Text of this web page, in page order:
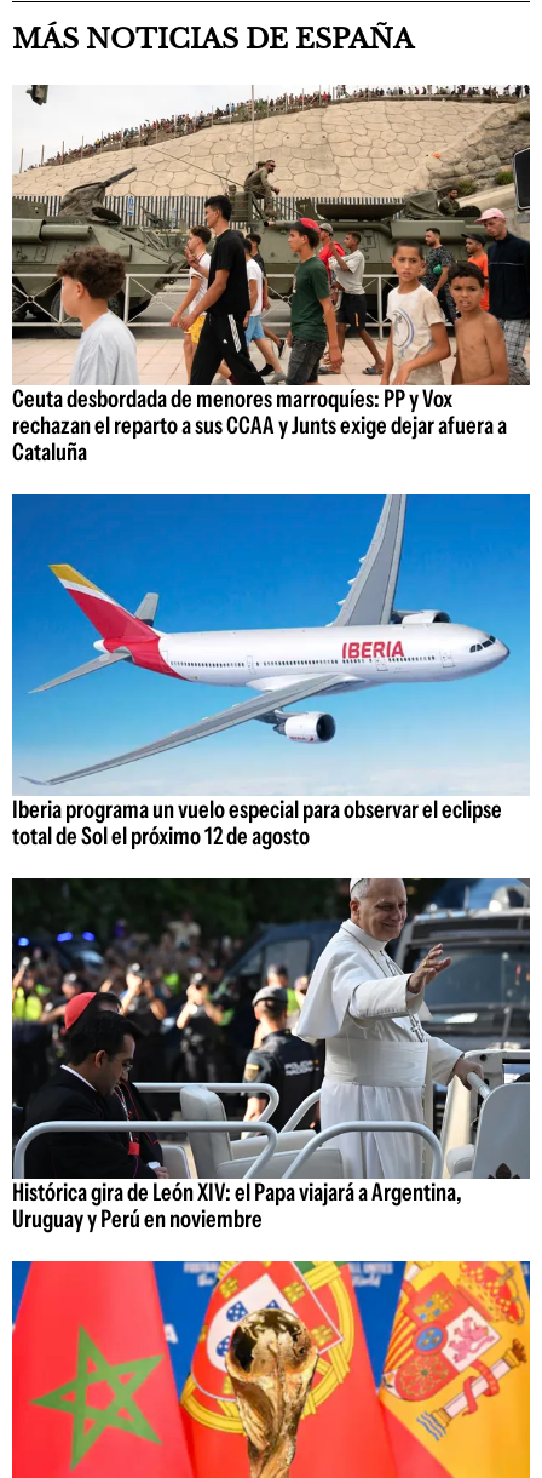
MÁS NOTICIAS DE ESPAÑA
Ceuta desbordada de menores marroquíes: PP y Vox
rechazan el reparto a sus CCAA y Junts exige dejar afuera a
Cataluña
Iberia programa un vuelo especial para observar el eclipse
total de Sol el próximo 12 de agosto
Histórica gira de León XIV: el Papa viajará a Argentina,
Uruguay y Perú en noviembre